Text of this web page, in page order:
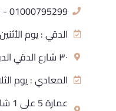
01000795299 - 01098426689
الدقي : يوم
٣٠ شارع الدقي الدور الأول.
المعادي : يوم